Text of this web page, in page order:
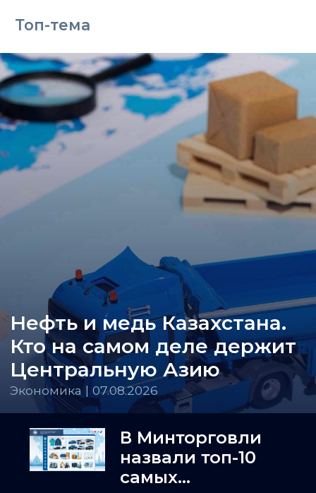
Топ-тема
Нефть и медь Казахстана.
Кто на самом деле держит
Центральную Азию
Экономика | 07.08.2026
В Минторговли
назвали топ-10
самых